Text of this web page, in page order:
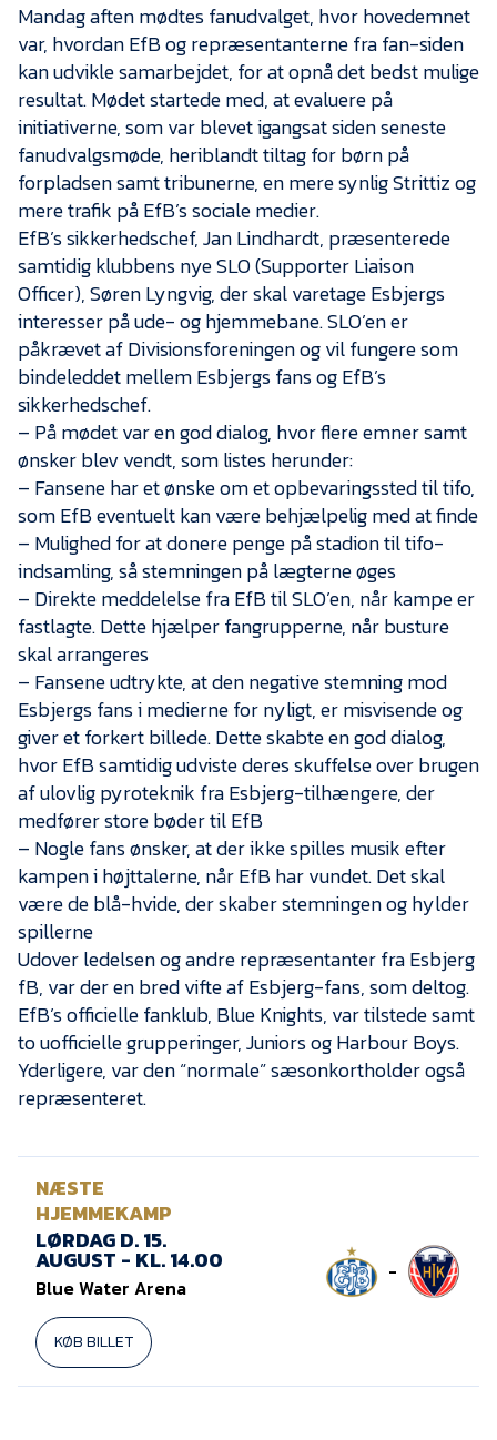
Aktionærinformation
Kontakt
Job i EfB
Presse
Mandag aften mødtes fanudvalget, hvor hovedemnet
var, hvordan EfB og repræsentanterne fra fan-siden
kan udvikle samarbejdet, for at opnå det bedst mulige
resultat. Mødet startede med, at evaluere på
initiativerne, som var blevet igangsat siden seneste
fanudvalgsmøde, heriblandt tiltag for børn på
forpladsen samt tribunerne, en mere synlig Strittiz og
mere trafik på EfB’s sociale medier.
EfB’s sikkerhedschef, Jan Lindhardt, præsenterede
samtidig klubbens nye SLO (Supporter Liaison
Officer), Søren Lyngvig, der skal varetage Esbjergs
interesser på ude- og hjemmebane. SLO’en er
påkrævet af Divisionsforeningen og vil fungere som
bindeleddet mellem Esbjergs fans og EfB’s
sikkerhedschef.
– På mødet var en god dialog, hvor flere emner samt
ønsker blev vendt, som listes herunder:
– Fansene har et ønske om et opbevaringssted til tifo,
som EfB eventuelt kan være behjælpelig med at finde
– Mulighed for at donere penge på stadion til tifo-
indsamling, så stemningen på lægterne øges
– Direkte meddelelse fra EfB til SLO’en, når kampe er
fastlagte. Dette hjælper fangrupperne, når busture
skal arrangeres
– Fansene udtrykte, at den negative stemning mod
Esbjergs fans i medierne for nyligt, er misvisende og
giver et forkert billede. Dette skabte en god dialog,
hvor EfB samtidig udviste deres skuffelse over brugen
af ulovlig pyroteknik fra Esbjerg-tilhængere, der
medfører store bøder til EfB
– Nogle fans ønsker, at der ikke spilles musik efter
kampen i højttalerne, når EfB har vundet. Det skal
være de blå-hvide, der skaber stemningen og hylder
spillerne
Udover ledelsen og andre repræsentanter fra Esbjerg
fB, var der en bred vifte af Esbjerg-fans, som deltog.
EfB’s officielle fanklub, Blue Knights, var tilstede samt
to uofficielle grupperinger, Juniors og Harbour Boys.
Yderligere, var den “normale” sæsonkortholder også
repræsenteret.
NÆSTE
HJEMMEKAMP
LØRDAG D. 15.
AUGUST - KL. 14.00
Blue Water Arena
KØB BILLET
-